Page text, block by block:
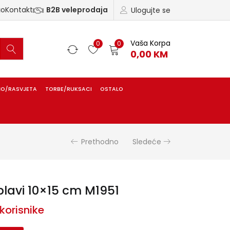
Ulogujte se
Kontakt B2B veleprodaja
0 0 Vaša Korpa
0,00 KM
RASVJETA TORBE/RUKSACI OSTALO
Prethodno Sledeće
10×15 cm M1951